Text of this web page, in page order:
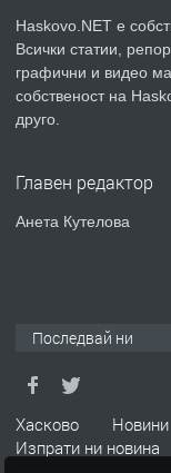
ПРЕДЛАГА
Haskovo.NET е
Всички статии,
графични и видео
собственост на
друго.
Главен редактор
Анета Кутелова
Последвай ни
Хасково Новини
Изпрати ни новина